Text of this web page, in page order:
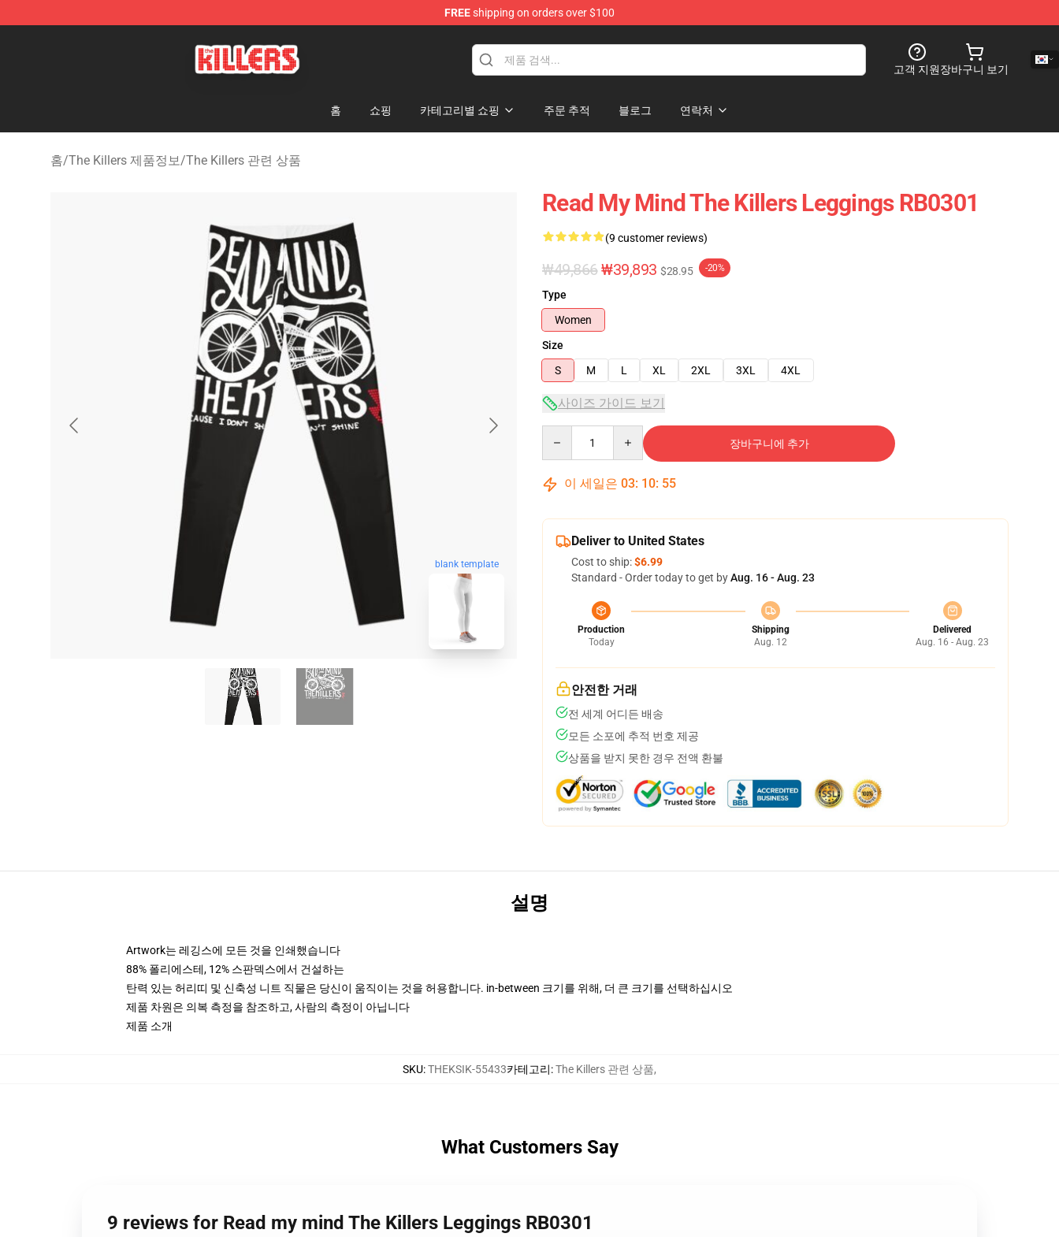
FREEshipping on orders over $100
고객 지원장바구니 보기
홈 쇼핑 카테고리별 쇼핑 주문 추적 블로그 연락처
홈/The Killers 제품정보/The Killers 관련 상품
blank template
Read My Mind The Killers Leggings RB0301
(9 customer reviews)
₩49,866₩39,893 $28.95 -20%
Type
Women
Size
S
M L XL 2XL 3XL 4XL
사이즈 가이드 보기
장바구니에 추가
이 세일은 03: 10: 54
Deliver to United States
Cost to ship:$6.99
Standard - Order today to get byAug. 16 - Aug. 23
Production
Today
Shipping
Aug. 12
Delivered
Aug. 16 - Aug. 23
안전한 거래
전 세계 어디든 배송
모든 소포에 추적 번호 제공
상품을 받지 못한 경우 전액 환불
설명
Artwork는 레깅스에 모든 것을 인쇄했습니다
88% 폴리에스테, 12% 스판덱스에서 건설하는
탄력 있는 허리띠 및 신축성 니트 직물은 당신이 움직이는 것을 허용합니다. in-between 크기를 위해, 더 큰 크기를 선택하십시오
제품 차원은 의복 측정을 참조하고, 사람의 측정이 아닙니다
제품 소개
SKU:THEKSIK-55433카테고리:The Killers 관련 상품,
What Customers Say
9 reviews for Read my mind The Killers Leggings RB0301